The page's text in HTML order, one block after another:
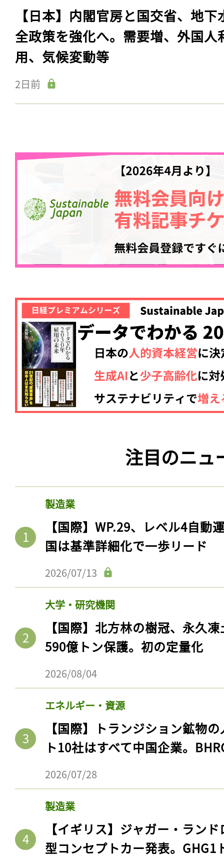
【日本】内閣官房と国交省、地下
全政策を強化へ。需要増、外国人
用、気候変動等
2日前
注目のニュ
製造業
【国際】WP.29、レベル4自動
国は基準詳細化で一歩リード
2026/07/13
大学・研究機関
【国際】北方林の樹冠、永久
590億トン保護。初の定量化
2026/08/04
エネルギー・資源
【国際】トランジション鉱物
ト10社はすべて中国企業。
2026/07/28
製造業
【イギリス】ジャガー・ラン
型コンセプトカー発表。GHG1